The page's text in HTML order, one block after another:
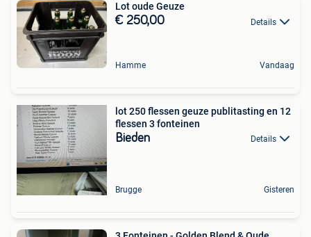
Lot oude Geuze
€ 250,00 Details
Hamme Vandaag
lot 250 flessen geuze publitasting en 12
flessen 3 fonteinen
Bieden Details
Brugge Gisteren